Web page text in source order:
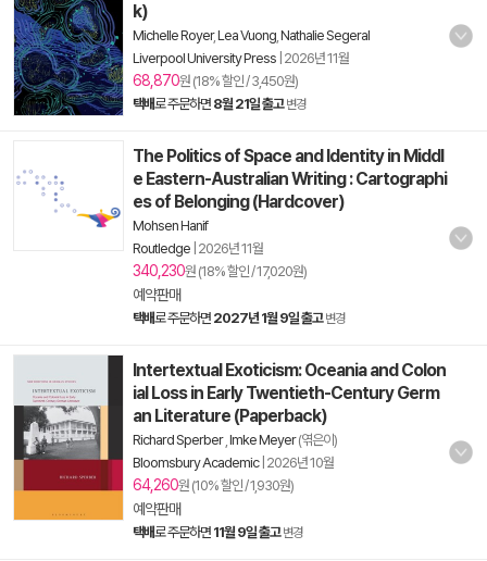
k)
Michelle Royer,Lea Vuong Nathalie Segeral
Liverpool University Press 2026년 11월
68,870원 (18% 할인 / 3,450원)
택배로 주문하면 8월 21일 출고 변경
The Politics of Space and Identity in Middl
e Eastern-Australian Writing : Cartographi
es of Belonging (Hardcover)
Mohsen Hanif
Routledge 2026년 11월
340,230원 (18% 할인 / 17,020원)
예약판매
택배로 주문하면 2027년 1월 9일 출고 변경
Intertextual Exoticism: Oceania and Colon
ial Loss in Early Twentieth-Century Germ
an Literature (Paperback)
Richard Sperber, Imke Meyer(엮은이)
Bloomsbury Academic| 2026년 10월
64,260원 (10% 할인 / 1,930원)
예약판매
택배로 주문하면 11월 9일 출고 변경